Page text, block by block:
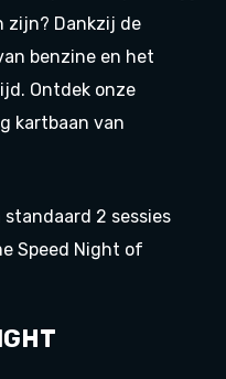
zijn? Dankzij de
benzine en het
Ontdek onze
kartbaan van
2 sessies
Speed Night of